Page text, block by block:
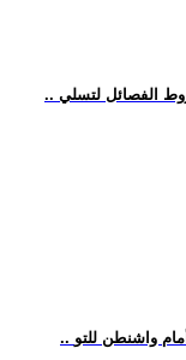
الفصائل لتسلي
واشنطن للتو